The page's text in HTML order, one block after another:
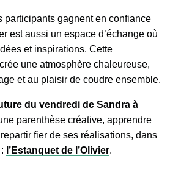
participants gagnent en confiance
est aussi un espace d’échange où
et inspirations. Cette
une atmosphère chaleureuse,
et au plaisir de coudre ensemble.
du vendredi de Sandra à
une parenthèse créative, apprendre
fier de ses réalisations, dans
l’Estanquet de l’Olivier.